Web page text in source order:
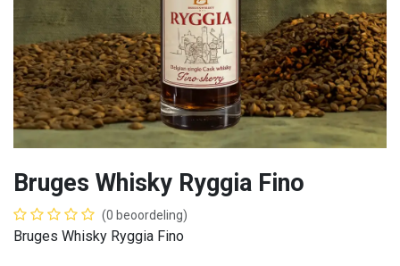
Bruges Whisky Ryggia Fino
(0 beoordeling)
Bruges Whisky Ryggia Fino